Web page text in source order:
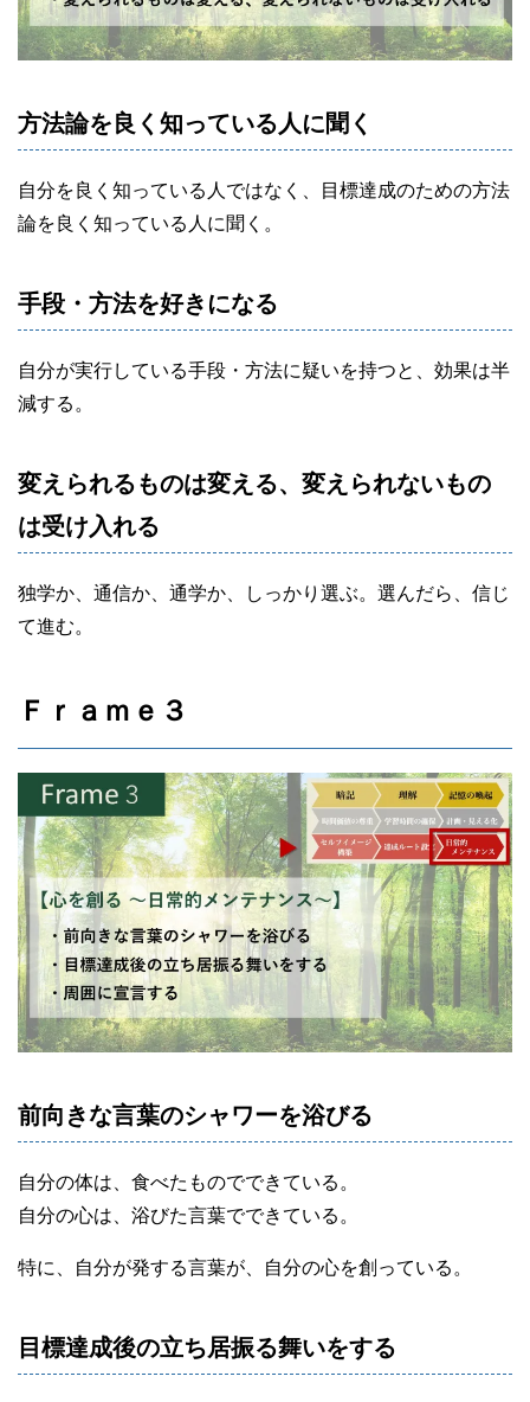
方法論を良く知っている人に聞く
自分を良く知っている人ではなく、目標達成のための方法
論を良く知っている人に聞く。
手段・方法を好きになる
自分が実行している手段・方法に疑いを持つと、効果は半
減する。
変えられるものは変える、変えられないもの
は受け入れる
独学か、通信か、通学か、しっかり選ぶ。選んだら、信じ
て進む。
Ｆｒａｍｅ３
前向きな言葉のシャワーを浴びる
自分の体は、食べたものでできている。
自分の心は、浴びた言葉でできている。
特に、自分が発する言葉が、自分の心を創っている。
目標達成後の立ち居振る舞いをする